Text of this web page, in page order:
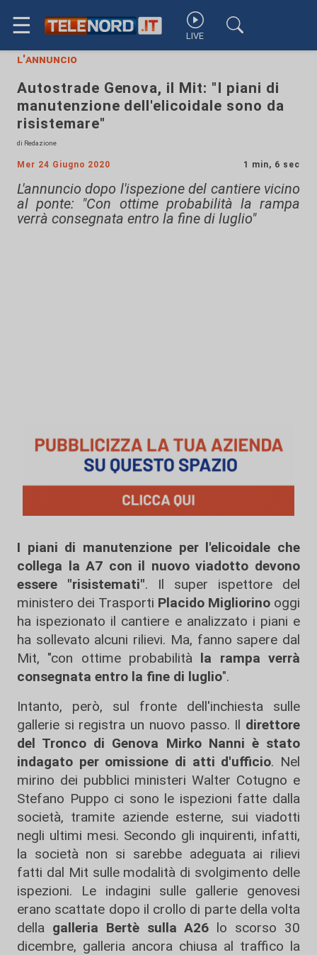
☰ LIVE
l'annuncio
Autostrade Genova, il Mit: "I piani di
manutenzione dell'elicoidale sono da
risistemare"
di Redazione
Mer 24 Giugno 2020 1 min, 6 sec
L'annuncio dopo l'ispezione del cantiere vicino
al ponte: "Con ottime probabilità la rampa
verrà consegnata entro la fine di luglio"
I piani di manutenzione per l'elicoidale che
collega la A7 con il nuovo viadotto devono
essere "risistemati". Il super ispettore del
ministero dei Trasporti Placido Migliorino oggi
ha ispezionato il cantiere e analizzato i piani e
ha sollevato alcuni rilievi. Ma, fanno sapere dal
Mit, "con ottime probabilità la rampa verrà
consegnata entro la fine di luglio".
Intanto, però, sul fronte dell'inchiesta sulle
gallerie si registra un nuovo passo. Il direttore
del Tronco di Genova Mirko Nanni è stato
indagato per omissione di atti d'ufficio. Nel
mirino dei pubblici ministeri Walter Cotugno e
Stefano Puppo ci sono le ispezioni fatte dalla
società, tramite aziende esterne, sui viadotti
negli ultimi mesi. Secondo gli inquirenti, infatti,
la società non si sarebbe adeguata ai rilievi
fatti dal Mit sulle modalità di svolgimento delle
ispezioni. Le indagini sulle gallerie genovesi
erano scattate dopo il crollo di parte della volta
della galleria Bertè sulla A26 lo scorso 30
dicembre, galleria ancora chiusa al traffico la